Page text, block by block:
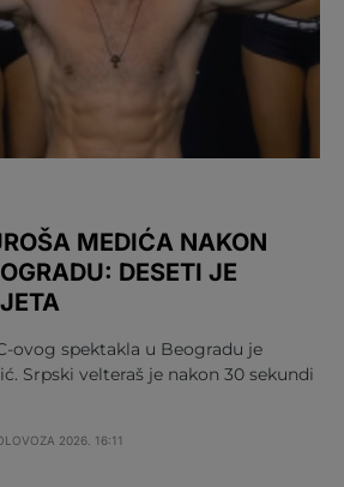
MEDIĆA NAKON
DESETI JE
ovog spektakla u Beogradu je
Srpski velteraš je nakon 30 sekundi
2026. 16:11